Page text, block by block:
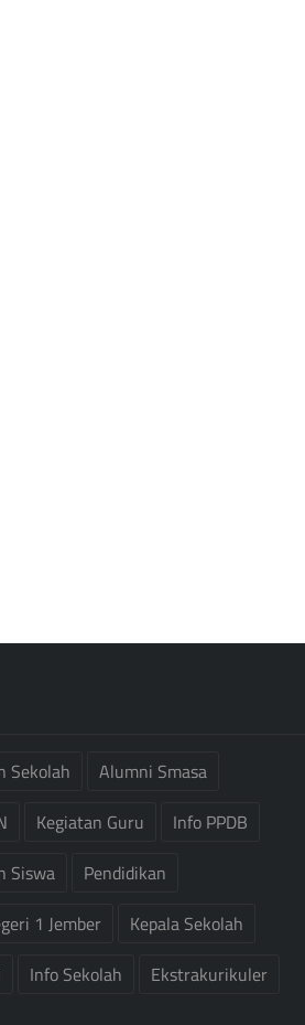
Sekolah
Alumni Smasa
Kegiatan Guru
Info PPDB
Siswa
Pendidikan
1 Jember
Kepala Sekolah
Info Sekolah Ekstrakurikuler